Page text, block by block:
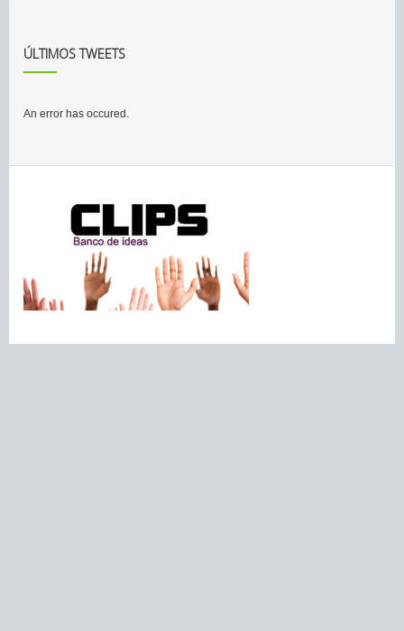
ÚLTIMOS TWEETS
An error has occured.